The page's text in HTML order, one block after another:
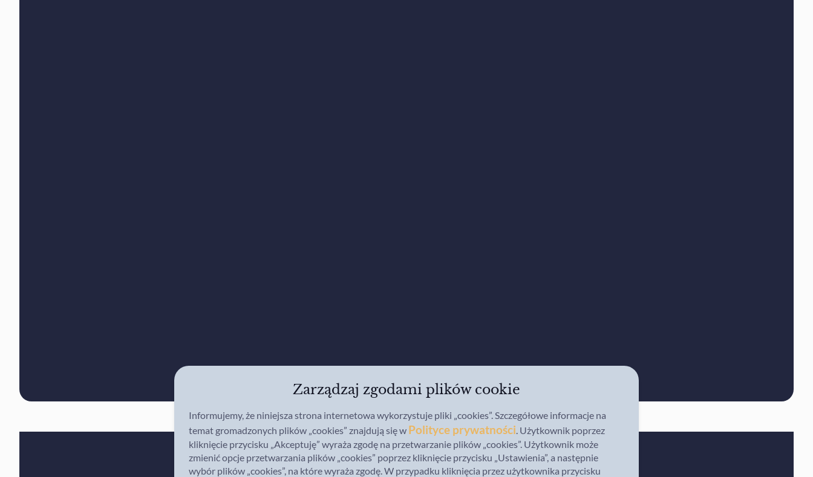
Zarządzaj zgodami plików cookie
Informujemy, że niniejsza strona internetowa wykorzystuje pliki „cookies”. Szczegółowe informacje na
temat gromadzonych plików „cookies” znajdują się w Polityce prywatności. Użytkownik poprzez
kliknięcie przycisku „Akceptuję” wyraża zgodę na przetwarzanie plików „cookies”. Użytkownik może
zmienić opcje przetwarzania plików „cookies” poprzez kliknięcie przycisku „Ustawienia”, a następnie
wybór plików „cookies”, na które wyraża zgodę. W przypadku kliknięcia przez użytkownika przycisku